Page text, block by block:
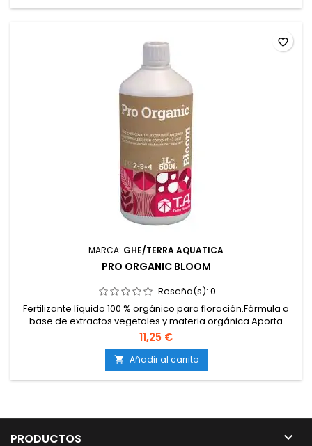
MARCA: GHE/TERRA AQUATICA
PRO ORGANIC BLOOM
Reseña(s): 0
Fertilizante líquido 100 % orgánico para floración.Fórmula a
base de extractos vegetales y materia orgánica.Aporta
fósforo, potasio y micronutrientes esenciales.Estimula flores
más densas, resinosas y aromáticas.Certificado para su uso
en agricultura ecológica.
11,25 €
 Añadir al carrito
favorite_border
PRODUCTOS 